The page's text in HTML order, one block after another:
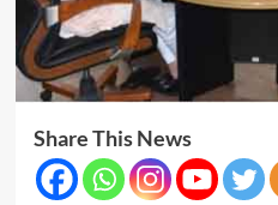
Share This News